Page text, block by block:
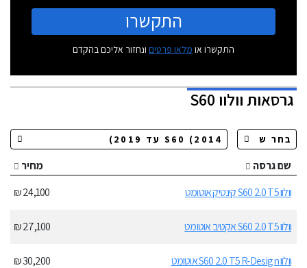
התקשרו
התקשרו או מלאו פרטים ונחזור אליכם בהקדם
גרסאותוולוו S60
שם גרסה
מחיר
וולוו S60 2.0 T5 קינטיק אוטומט
24,100 ₪
וולוו S60 2.0 T5 אקטיב אוטומט 27,100 ₪
וולוו S60 2.0 T5 R-Design אוטומט 30,200 ₪